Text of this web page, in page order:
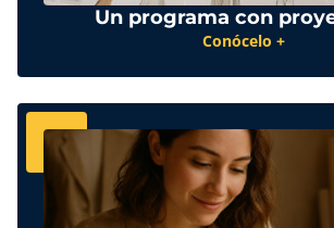
Un programa con
Conócelo +